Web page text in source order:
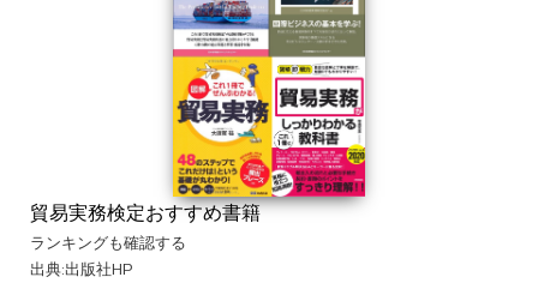
貿易実務検定おすすめ書籍
ランキングも確認する
出典:出版社HP